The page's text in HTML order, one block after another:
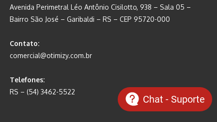
Avenida Perimetral Léo Antônio Cisilotto, 938 – Sala 05 –
Bairro São José – Garibaldi – RS – CEP 95720-000
Contato:
comercial@otimizy.com.br
Telefones:
RS – (54) 3462-5522
Chat - Suporte